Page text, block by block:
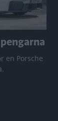
en Porsche